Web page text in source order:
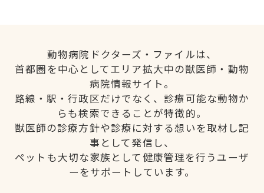
動物病院ドクターズ・ファイルは、
首都圏を中心としてエリア拡大中の獣医師・動物
病院情報サイト。
路線・駅・行政区だけでなく、診療可能な動物か
らも検索できることが特徴的。
獣医師の診療方針や診療に対する想いを取材し記
事として発信し、
ペットも大切な家族として健康管理を行うユーザ
ーをサポートしています。